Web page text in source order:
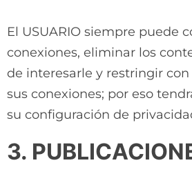
El USUARIO siempre puede
conexiones, eliminar los
de interesarle y restringir
sus conexiones; por eso
su configuración de
3.